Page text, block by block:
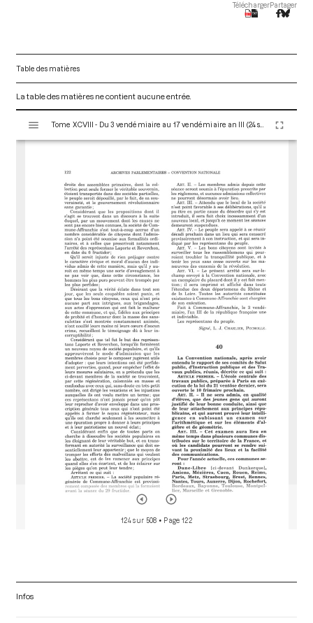
TéléchargerPartager
Table des matières
La table des matières ne contient aucune entrée.
s
124 sur 508 • Page 122
Infos